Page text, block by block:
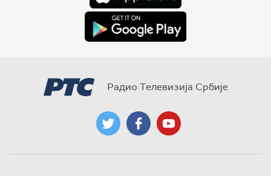
Радио Телевизија Србије